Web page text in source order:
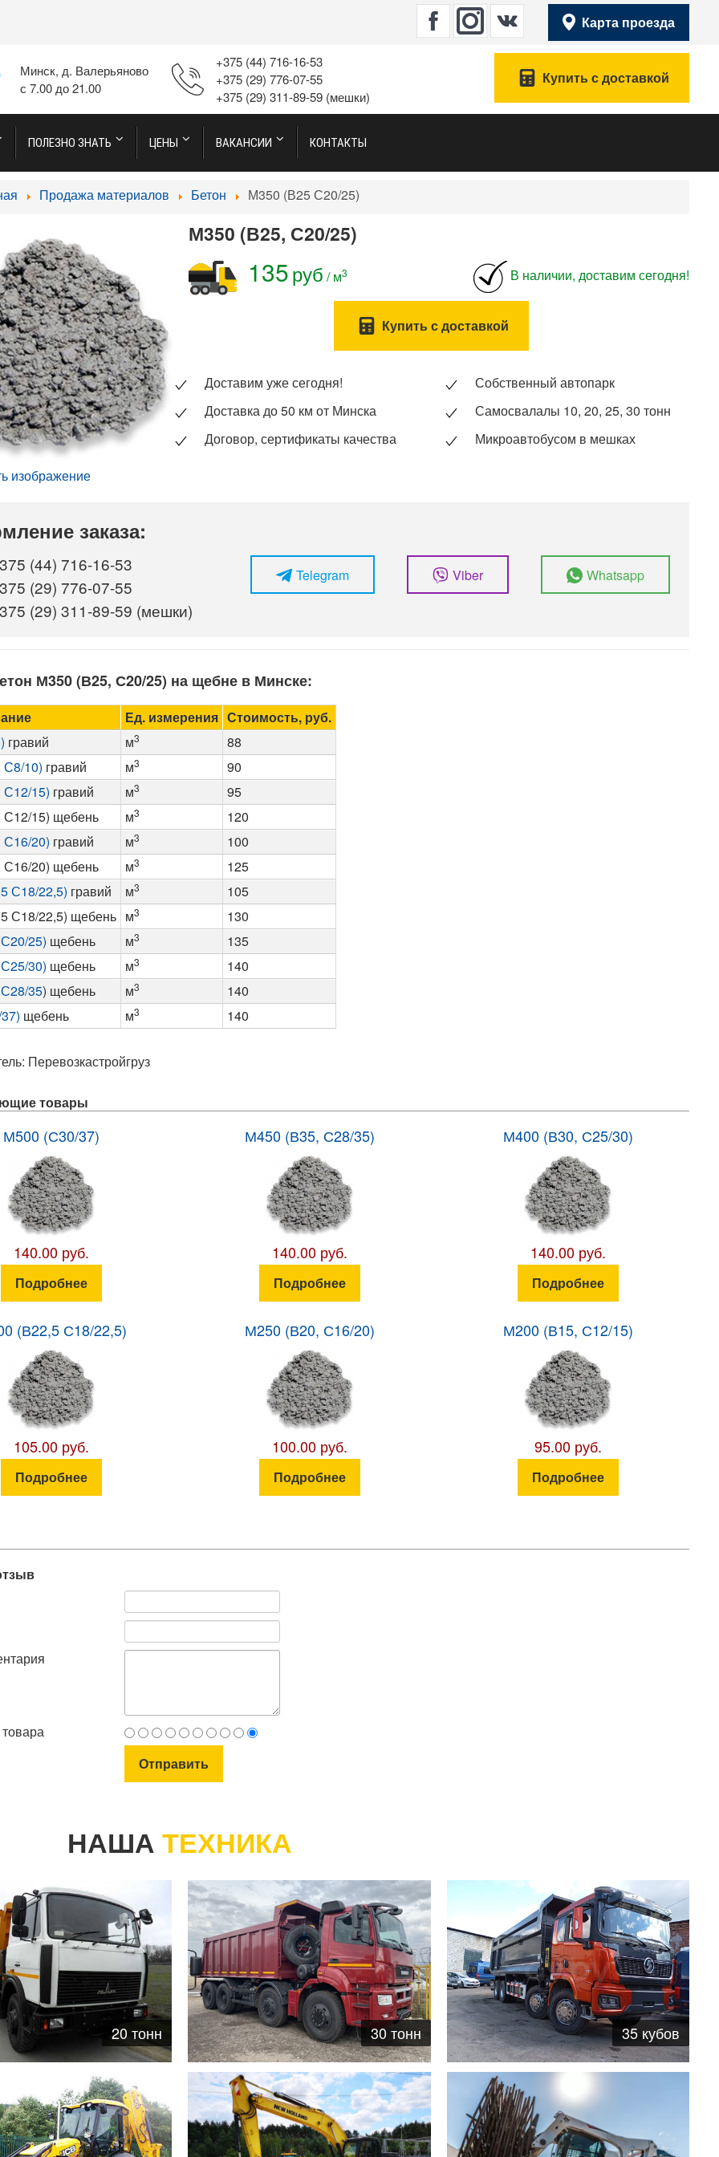
Карта проезда
Минск, д. Валерьяново
с 7.00 до 21.00
+375 (44) 716-16-53
+375 (29) 776-07-55
+375 (29) 311-89-59 (мешки)
Купить с доставкой
ПОЛЕЗНО ЗНАТЬ ЦЕНЫ ВАКАНСИИ КОНТАКТЫ
Продажа материалов Бетон М350 (В25 С20/25)
изображение
М350 (В25, С20/25)
135руб / м3 В наличии, доставим сегодня!
Купить с доставкой
Доставим уже сегодня!
Доставка до 50 км от Минска
Договор, сертификаты качества
Собственный автопарк
Самосвалалы 10, 20, 25, 30 тонн
Микроавтобусом в мешках
заказа:
(44) 716-16-53
(29) 776-07-55
(29) 311-89-59 (мешки)
Telegram Viber Whatsapp
М350 (В25, С20/25) на щебне в Минске:
Ед. измерения Стоимость, руб.
гравий м3
88
10) гравий м3
90
15) гравий м3
95
15) щебень
м3
120
20) гравий м3
100
20) щебень
м3
125
С18/22,5) гравий м3
105
С18/22,5) щебень м3
130
25) щебень м3
135
30) щебень м3
140
35) щебень м3
140
щебень м3 140
Перевозкастройгруз
товары
М500 (С30/37)
140.00 руб.
Подробнее
М450 (В35, С28/35)
140.00 руб.
Подробнее
М400 (В30, С25/30)
140.00 руб.
Подробнее
(В22,5 С18/22,5)
105.00 руб.
Подробнее
М250 (В20, С16/20)
100.00 руб.
Подробнее
М200 (В15, С12/15)
95.00 руб.
Подробнее
НАША ТЕХНИКА
20 тонн 30 тонн 35 кубов